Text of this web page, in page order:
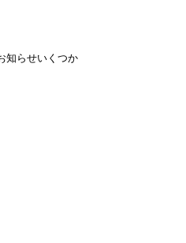
知らせいくつか